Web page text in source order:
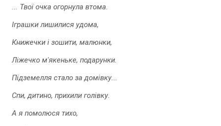
... Твої очка огорнула втома.
Іграшки лишилися удома,
Книжечки і зошити, малюнки,
Ліжечко м'якеньке, подарунки.
Підземелля стало за домівку...
Спи, дитино, прихили голівку.
А я помолюся тихо,